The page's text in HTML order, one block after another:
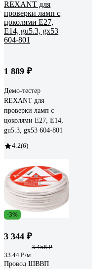
1 889 ₽
Демо-тестер
REXANT для
проверки ламп с
цоколями Е27, Е14,
gu5.3, gx53 604-801
4.2(6)
-3%
3 344 ₽
3 458 ₽
33.44 ₽/м
Провод ШВВП